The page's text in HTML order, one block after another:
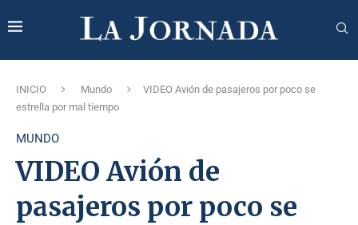
INICIO Mundo
VIDEO Avión de pasajeros por poco se
estrella por mal tiempo
MUNDO
VIDEO Avión de
pasajeros por poco se